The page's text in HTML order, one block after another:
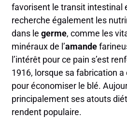
favorisent le transit intestinal
recherche également les
dans le germe, comme les
minéraux de l’amande
l’intérêt pour ce pain s’est
1916, lorsque sa fabrication
pour économiser le blé.
principalement ses atouts
rendent populaire.